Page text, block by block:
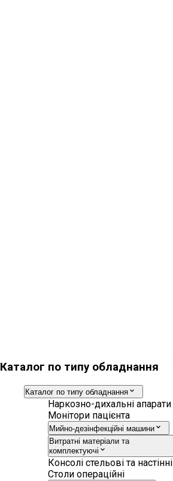
Каталог по типу обладнання
Каталог по типу обладнання
Наркозно-дихальні апарати
Монітори пацієнта
Мийно-дезінфекційні машини
Витратні матеріали та
комплектуючі
Консолі стельові та настінні
Столи операційні